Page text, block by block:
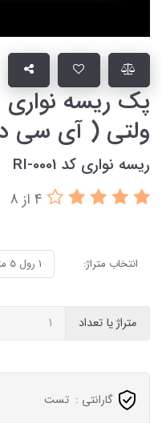
ولتی ( آی سی
ریسه نواری کد RI-0001
4 از 8
انتخاب متراژ: 1 رول 5 متری
متراژ یا تعداد
گارانتی : تست